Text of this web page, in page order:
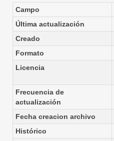
Campo
Última actualización
Creado
Formato
Licencia
Frecuencia de
actualización
Fecha creacion archivo
Histórico